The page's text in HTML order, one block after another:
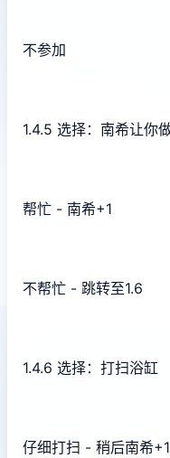
不参加
1.4.5 选择：南希让你
帮忙 - 南希+1
不帮忙 - 跳转至1.6
1.4.6 选择：打扫浴缸
仔细打扫 - 稍后南希+1